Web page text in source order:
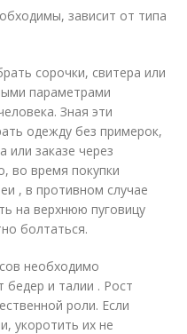
зависит от типа
сорочки, свитера или
параметрами
Зная эти
одежду без примерок,
или заказе через
во время покупки
, в противном случае
на верхнюю пуговицу
болтаться.
необходимо
бедер и талии . Рост
роли. Если
укоротить их не